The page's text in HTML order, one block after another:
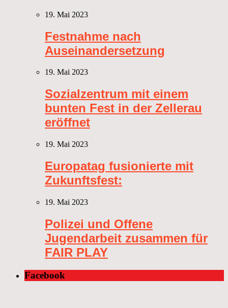
19. Mai 2023
Festnahme nach
Auseinandersetzung
19. Mai 2023
Sozialzentrum mit einem
bunten Fest in der Zellerau
eröffnet
19. Mai 2023
Europatag fusionierte mit
Zukunftsfest:
19. Mai 2023
Polizei und Offene
Jugendarbeit zusammen für
FAIR PLAY
Facebook